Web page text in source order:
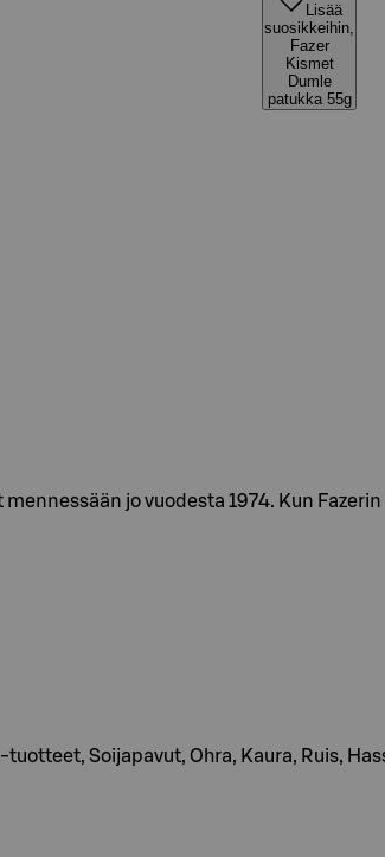
Lisää
suosikkeihin,
Fazer
Kismet
Dumle
patukka 55g
jo vuodesta 1974. Kun
Soijapavut, Ohra, Kaura, Ruis,